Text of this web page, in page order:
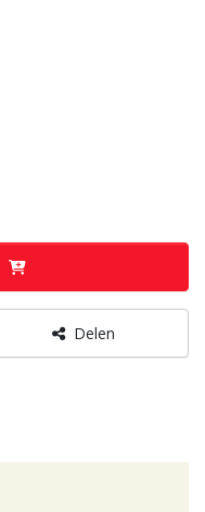
Delen